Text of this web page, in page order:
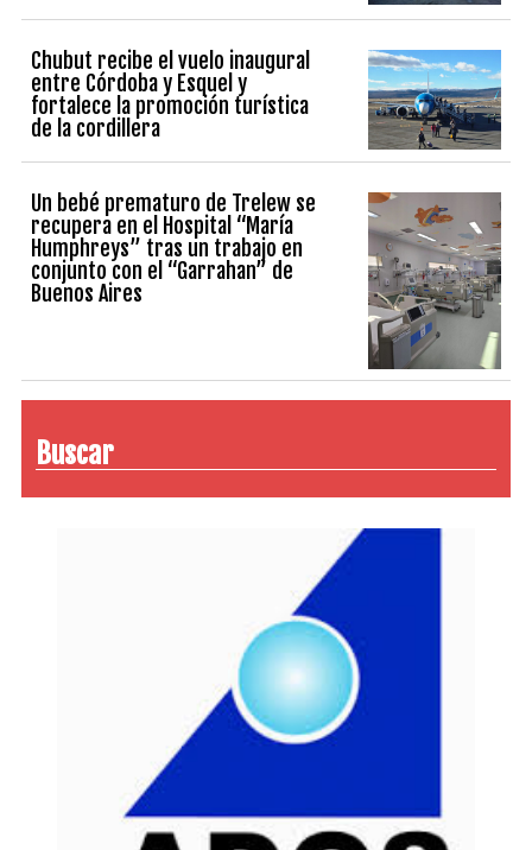
Chubut recibe el vuelo inaugural
entre Córdoba y Esquel y
fortalece la promoción turística
de la cordillera
Un bebé prematuro de Trelew se
recupera en el Hospital “María
Humphreys” tras un trabajo en
conjunto con el “Garrahan” de
Buenos Aires
Buscar